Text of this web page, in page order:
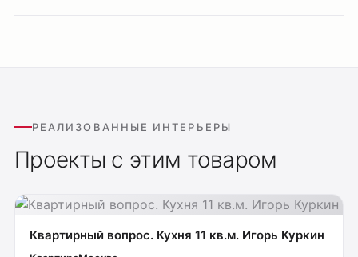
РЕАЛИЗОВАННЫЕ ИНТЕРЬЕРЫ
Проекты с этим товаром
Квартирный вопрос. Кухня 11 кв.м. Игорь Куркин